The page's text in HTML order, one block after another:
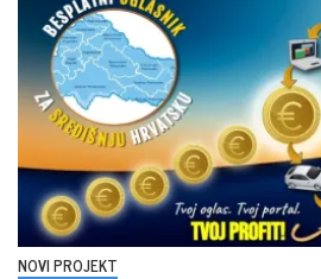
NOVI PROJEKT